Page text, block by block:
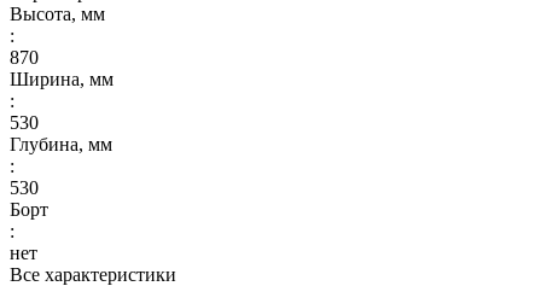
Высота, мм
:
870
Ширина, мм
:
530
Глубина, мм
:
530
Борт
:
нет
Все характеристики